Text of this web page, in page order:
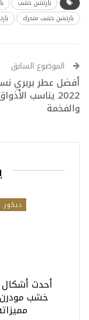
بارتشن خشب
بارتشن خشب متحرك
الموضوع السابق
أفضل عطر بربري
2022 يناسب
والفخمة
ديكور
أحدث أشكال
خشب